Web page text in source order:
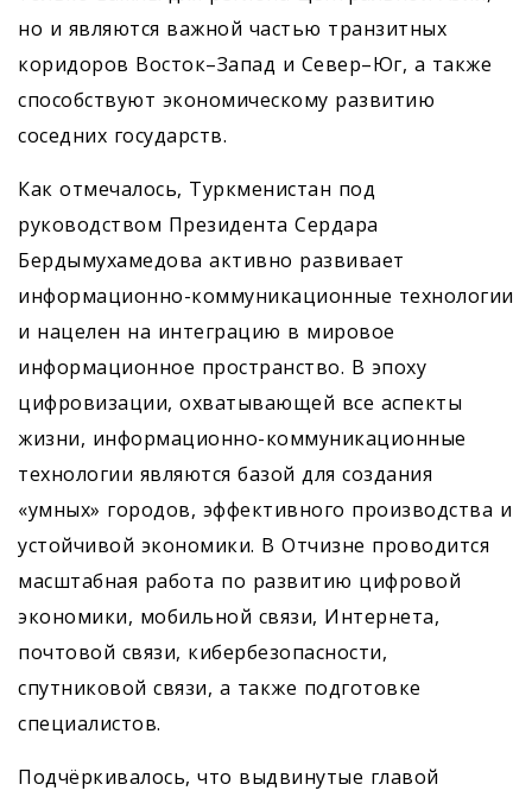
но и являются важной частью транзитных
коридоров Восток–Запад и Север–Юг, а также
способствуют экономическому развитию
соседних государств.
Как отмечалось, Туркменистан под
руководством Президента Сердара
Бердымухамедова активно развивает
информационно-коммуникационные технологии
и нацелен на интеграцию в мировое
информационное пространство. В эпоху
цифровизации, охватывающей все аспекты
жизни, информационно-коммуникационные
технологии являются базой для создания
«умных» городов, эффективного производства и
устойчивой экономики. В Отчизне проводится
масштабная работа по развитию цифровой
экономики, мобильной связи, Интернета,
почтовой связи, кибербезопасности,
спутниковой связи, а также подготовке
специалистов.
Подчёркивалось, что выдвинутые главой